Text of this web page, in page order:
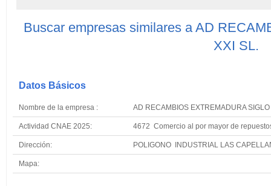
Buscar empresas similares a AD
XXI SL.
Datos Básicos
Nombre de la empresa : AD RECAMBIOS EXTREMADURA
Actividad CNAE 2025: 4672 Comercio al por mayor de
Dirección: POLIGONO INDUSTRIAL LAS
Mapa: